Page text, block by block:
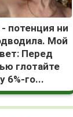
- потенция ни
Мой
Перед
глотайте
6%-го...